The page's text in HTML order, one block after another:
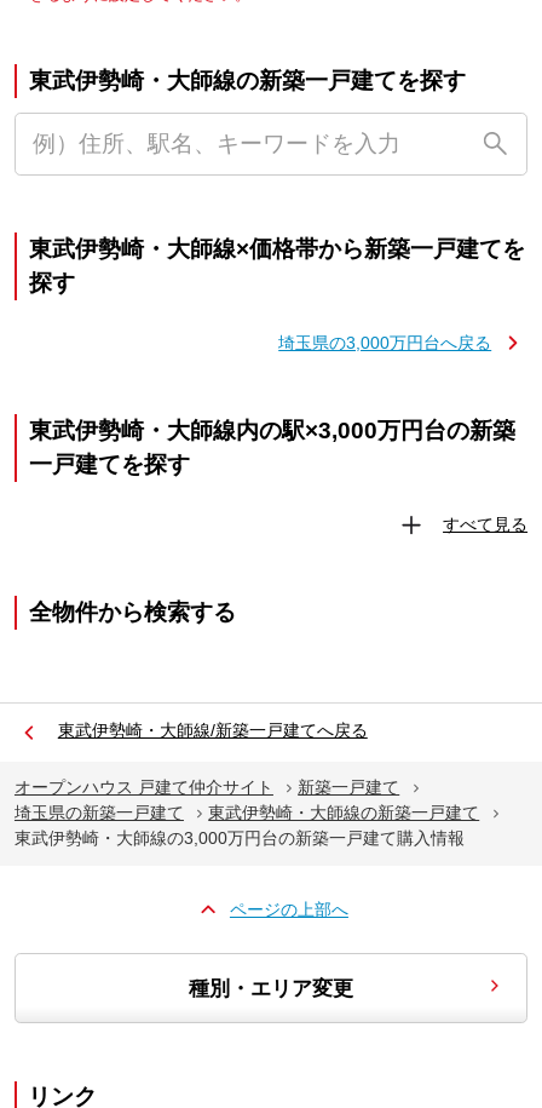
東武伊勢崎・大師線の新築一戸建てを探す
東武伊勢崎・大師線×価格帯から新築一戸建てを
探す
埼玉県の3,000万円台へ戻る
東武伊勢崎・大師線内の駅×3,000万円台の新築
一戸建てを探す
すべて見る
全物件から検索する
東武伊勢崎・大師線/新築一戸建てへ戻る
オープンハウス 戸建て仲介サイト
新築一戸建て
埼玉県の新築一戸建て
東武伊勢崎・大師線の新築一戸建て
東武伊勢崎・大師線の3,000万円台の新築一戸建て購入情報
ページの上部へ
種別・エリア変更
リンク